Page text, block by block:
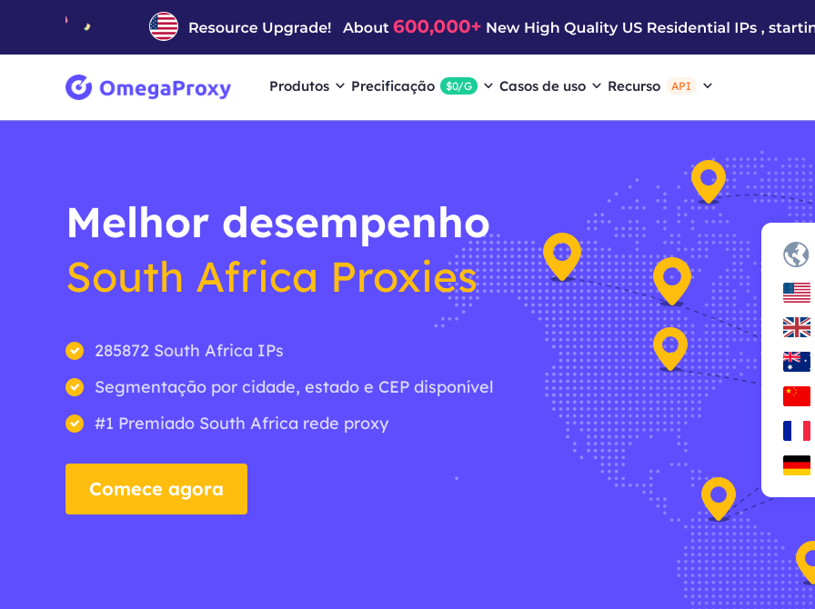
Produtos Precificação $0/G Casos de uso Recurso API
Melhor desempenho
South Africa Proxies
285872 South Africa IPs
Segmentação por cidade, estado e CEP disponível
#1 Premiado South Africa rede proxy
Comece agora